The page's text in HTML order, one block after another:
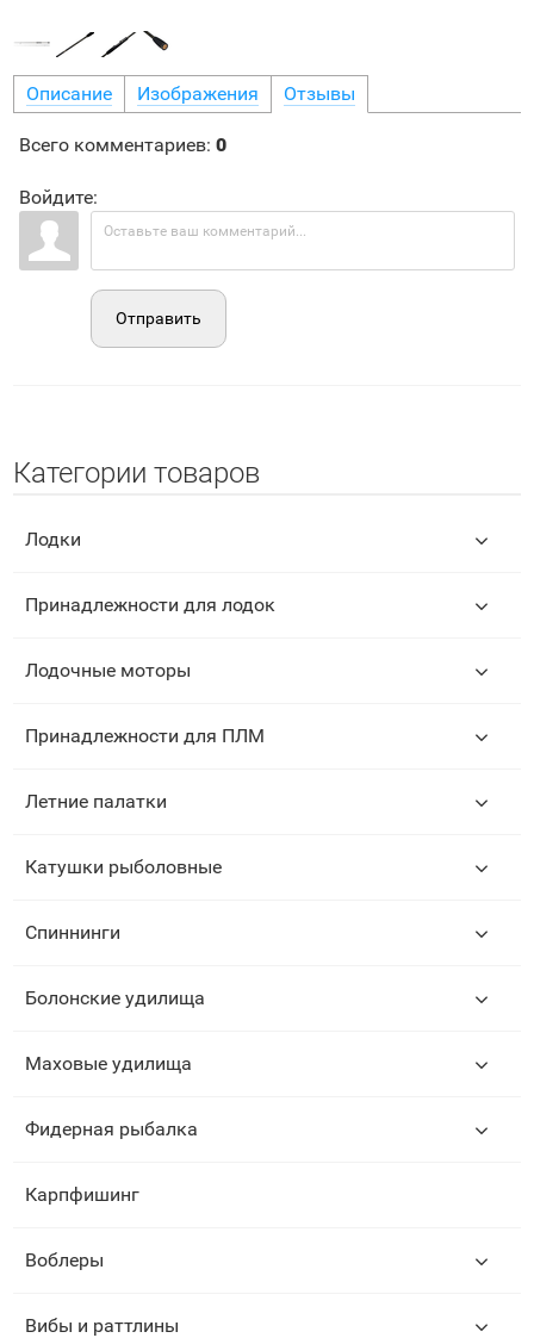
Описание Изображения Отзывы
Всего комментариев: 0
Войдите:
Отправить
Категории товаров
Лодки
Принадлежности для лодок
Лодочные моторы
Принадлежности для ПЛМ
Летние палатки
Катушки рыболовные
Спиннинги
Болонские удилища
Маховые удилища
Фидерная рыбалка
Карпфишинг
Воблеры
Вибы и раттлины